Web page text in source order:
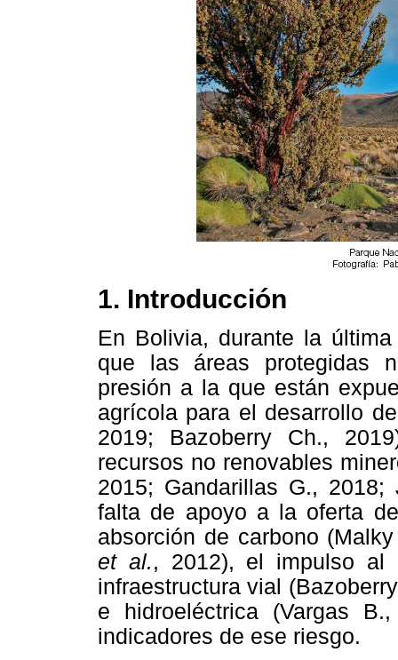
1. Introducción
En Bolivia, durante la
que las áreas protegidas
presión a la que están
agrícola para el desarrollo
2019; Bazoberry Ch.,
recursos no renovables
2015; Gandarillas G.,
falta de apoyo a la oferta
absorción de carbono
et al., 2012), el impulso al
infraestructura vial
e hidroeléctrica (Vargas
indicadores de ese riesgo.